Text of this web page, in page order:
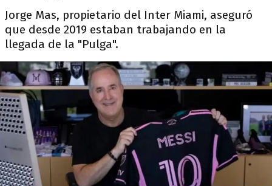
Jorge Mas, propietario del Inter Miami, aseguró
que desde 2019 estaban trabajando en la
llegada de la "Pulga".